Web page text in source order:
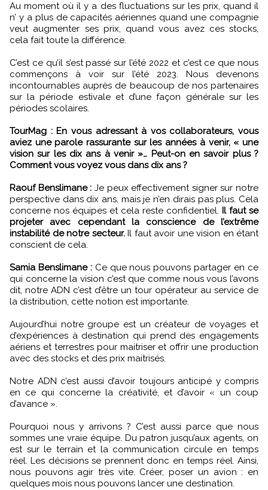
Au moment où il y a des fluctuations sur les prix, quand il
n’ y a plus de capacités aériennes quand une compagnie
veut augmenter ses prix, quand vous avez ces stocks,
cela fait toute la différence.
C’est ce qu’il s’est passé sur l’été 2022 et c’est ce que nous
commençons à voir sur l’été 2023. Nous devenons
incontournables auprès de beaucoup de nos partenaires
sur la période estivale et d’une façon générale sur les
périodes scolaires.
TourMag : En vous adressant à vos collaborateurs, vous
aviez une parole rassurante sur les années à venir, « une
vision sur les dix ans à venir »… Peut-on en savoir plus ?
Comment vous voyez vous dans dix ans ?
Raouf Benslimane : Je peux effectivement signer sur notre
perspective dans dix ans, mais je n’en dirais pas plus. Cela
concerne nos équipes et cela reste confidentiel. Il faut se
projeter avec cependant la conscience de l’extrême
instabilité de notre secteur. Il faut avoir une vision en étant
conscient de cela.
Samia Benslimane : Ce que nous pouvons partager en ce
qui concerne la vision c’est que comme nous vous l’avons
dit, notre ADN c’est d’être un tour opérateur au service de
la distribution, cette notion est importante.
Aujourd’hui notre groupe est un créateur de voyages et
d’expériences à destination qui prend des engagements
aériens et terrestres pour maitriser et offrir une production
avec des stocks et des prix maitrisés.
Notre ADN c’est aussi d’avoir toujours anticipé y compris
en ce qui concerne la créativité, et d’avoir « un coup
d’avance ».
Pourquoi nous y arrivons ? C’est aussi parce que nous
sommes une vraie équipe. Du patron jusqu’aux agents, on
est sur le terrain et la communication circule en temps
réel. Les décisions se prennent donc en temps réel. Ainsi,
nous pouvons agir très vite. Créer, poser un avion : en
quelques mois nous pouvons lancer une destination.